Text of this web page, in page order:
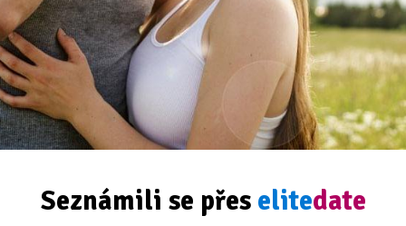
Seznámili se přes elitedate